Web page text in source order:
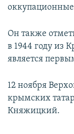
оккупационные
Он также
в 1944 году из
является
12 ноября
крымских
Княжицкий.